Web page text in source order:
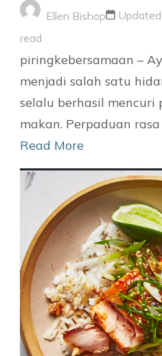
Ellen Bishop
read
piringkebersamaan –
menjadi salah satu
selalu berhasil mencuri
makan. Perpaduan
Read More